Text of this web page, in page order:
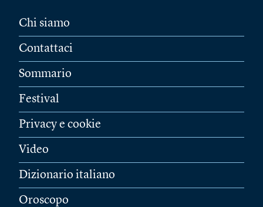
Chi siamo
Contattaci
Sommario
Festival
Privacy e cookie
Video
Dizionario italiano
Oroscopo